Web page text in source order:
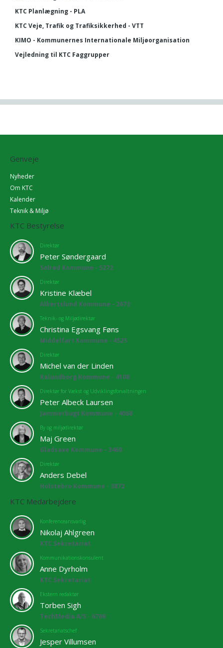
KTC Planlægning - PLA
KTC Veje, Trafik og Trafiksikkerhed - VTT
KIMO - Kommunernes Internationale Miljøorganisation
Vejledning til KTC Faggrupper
Genveje
Nyheder
Om KTC
Kalender
Teknik & Miljø
KTC Bestyrelse
Direktør
Peter Søndergaard
Solrød Kommune - 5272
Direktør
Kristine Klæbel
Albertslund Kommune - 2673
Teknik- og Miljødirektør
Christina Egsvang Føns
Middelfart Kommune - 4525
Direktør
Michel van der Linden
Kalundborg Kommune - 4108
Direktør for Vækst og Udviklingsforvaltningen
Peter Albeck Laursen
Jammerbugt Kommune - 4068
By og miljødirektør
Maj Green
Gladsaxe Kommune - 3460
Direktør
Anders Debel
Holstebro Kommune - 3872
KTC Medarbejdere
Konferenceansvarlig
Nikolaj Ahlgreen
KTC Sekretariat
Kommunikationskonsulent
Anne Dyrholm
KTC Sekretariat
Ekstern redaktør
Torben Sigh
TechMedia A/S - 6769
Sekretariatschef
Jesper Villumsen